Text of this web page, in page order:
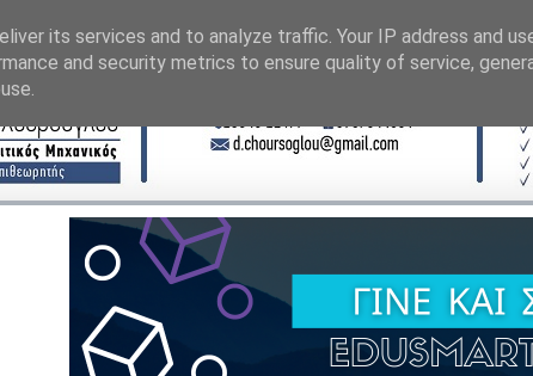
its services and to analyze traffic. Your IP address and
and security metrics to ensure quality of service,